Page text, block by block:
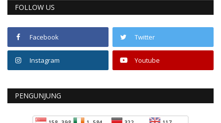
FOLLOW US
Facebook Twitter
Instagram Youtube
PENGUNJUNG